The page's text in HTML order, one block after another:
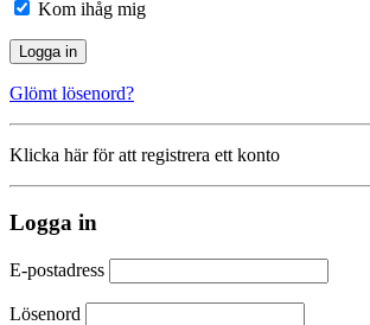
Kom ihåg mig
Glömt lösenord?
Klicka här för att registrera ett konto
Logga in
E-postadress
Lösenord